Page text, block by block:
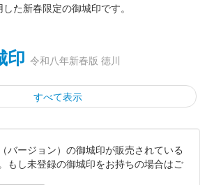
た新春限定の御城印です。
印 令和八年新春版 徳川
すべて表示
印 令和八年新春限定
バージョン）の御城印が販売されている
もし未登録の御城印をお持ちの場合はご